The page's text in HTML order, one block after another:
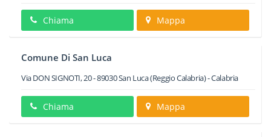
Chiama Mappa
Comune Di San Luca
Via DON SIGNOTI, 20-89030San Luca(Reggio Calabria) -Calabria
Chiama Mappa